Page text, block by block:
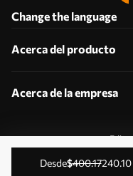
desde$400.17240.10
Change the language
Acerca del producto
Acerca de la empresa
Editar
2011-2026 Uwalls .
Gestionado por